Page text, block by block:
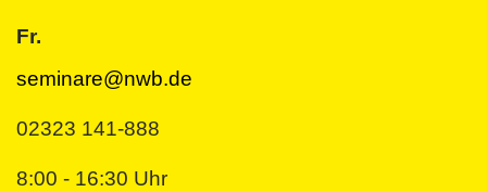
Fr.
seminare@nwb.de
02323 141-888
8:00 - 16:30 Uhr